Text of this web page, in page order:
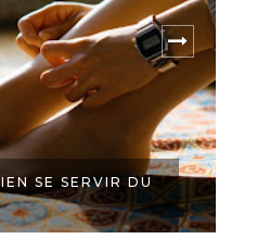
SE SERVIR DU